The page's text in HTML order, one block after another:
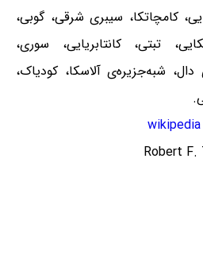
کامچاتکا، سیبری شرقی، گوبی،
تبتی، کانتابریایی، سوری،
شبه‌جزیره‌ی آلاسکا، کودیاک،
wikipedia
Robert F.